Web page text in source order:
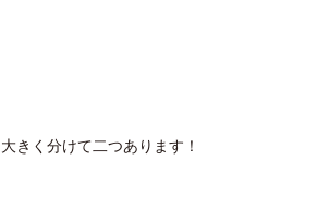
大きく分けて二つあります！